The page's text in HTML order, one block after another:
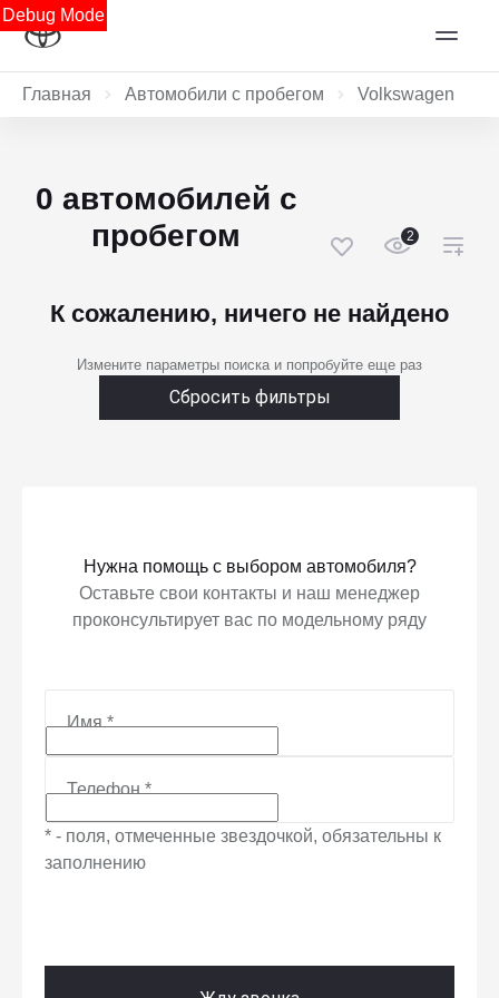
Debug Mode
Главная Автомобили с пробегом Volkswagen
0 автомобилей с
пробегом
2
К сожалению, ничего не найдено
Измените параметры поиска и попробуйте еще раз
Сбросить фильтры
Нужна помощь с выбором автомобиля?
Оставьте свои контакты и наш менеджер
проконсультирует вас по модельному ряду
Имя*
Телефон*
* - поля, отмеченные звездочкой, обязательны к
заполнению